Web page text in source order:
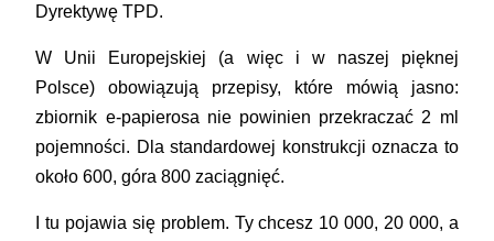
Dyrektywę TPD.
W Unii Europejskiej (a więc i w naszej pięknej
Polsce) obowiązują przepisy, które mówią jasno:
zbiornik e-papierosa nie powinien przekraczać 2 ml
pojemności. Dla standardowej konstrukcji oznacza to
około 600, góra 800 zaciągnięć.
I tu pojawia się problem. Ty chcesz 10 000, 20 000, a